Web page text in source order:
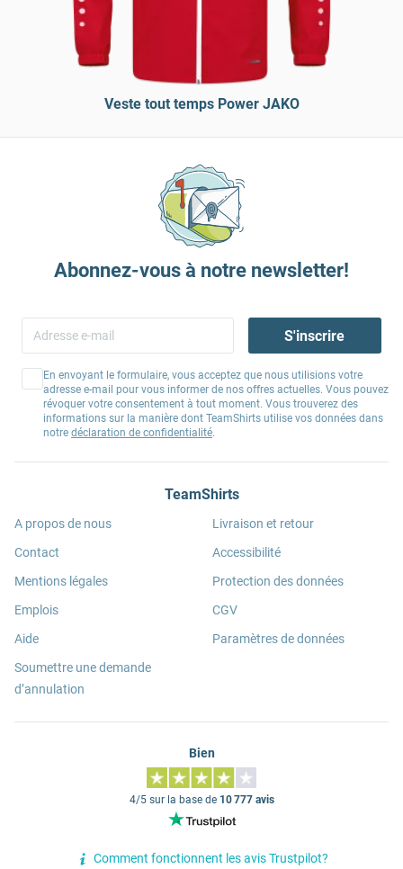
Veste tout temps Power JAKO
Abonnez-vous à notre newsletter!
S'inscrire
En envoyant le formulaire, vous acceptez que nous utilisions votre
adresse e-mail pour vous informer de nos offres actuelles. Vous pouvez
révoquer votre consentement à tout moment. Vous trouverez des
informations sur la manière dont TeamShirts utilise vos données dans
notre déclaration de confidentialité.
TeamShirts
A propos de nous
Contact
Mentions légales
Emplois
Aide
Soumettre une demande
d’annulation
Livraison et retour
Accessibilité
Protection des données
CGV
Paramètres de données
Bien
4/5 sur la base de 10 777 avis
Comment fonctionnent les avis Trustpilot?